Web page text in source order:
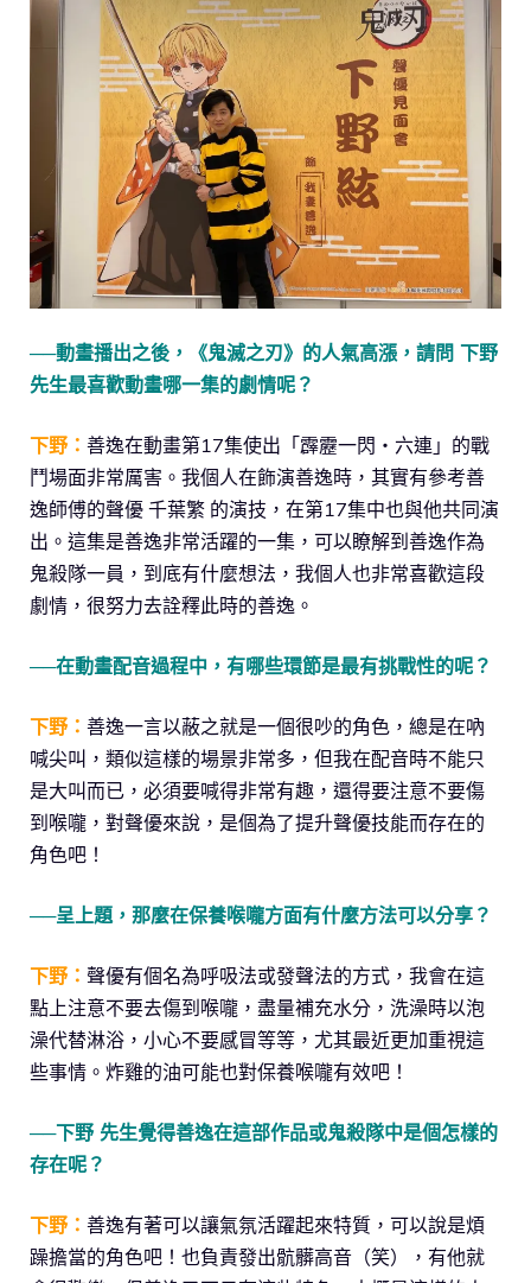
──動畫播出之後，《鬼滅之刃》的人氣高漲，請問 下野
先生最喜歡動畫哪一集的劇情呢？
下野： 善逸在動畫第17集使出「霹靂一閃・六連」的戰
鬥場面非常厲害。我個人在飾演善逸時，其實有參考善
逸師傅的聲優 千葉繁 的演技，在第17集中也與他共同演
出。這集是善逸非常活躍的一集，可以瞭解到善逸作為
鬼殺隊一員，到底有什麼想法，我個人也非常喜歡這段
劇情，很努力去詮釋此時的善逸。
──在動畫配音過程中，有哪些環節是最有挑戰性的呢？
下野： 善逸一言以蔽之就是一個很吵的角色，總是在吶
喊尖叫，類似這樣的場景非常多，但我在配音時不能只
是大叫而已，必須要喊得非常有趣，還得要注意不要傷
到喉嚨，對聲優來說，是個為了提升聲優技能而存在的
角色吧！
──呈上題，那麼在保養喉嚨方面有什麼方法可以分享？
下野： 聲優有個名為呼吸法或發聲法的方式，我會在這
點上注意不要去傷到喉嚨，盡量補充水分，洗澡時以泡
澡代替淋浴，小心不要感冒等等，尤其最近更加重視這
些事情。炸雞的油可能也對保養喉嚨有效吧！
──下野 先生覺得善逸在這部作品或鬼殺隊中是個怎樣的
存在呢？
下野： 善逸有著可以讓氣氛活躍起來特質，可以說是煩
躁擔當的角色吧！也負責發出骯髒高音（笑），有他就